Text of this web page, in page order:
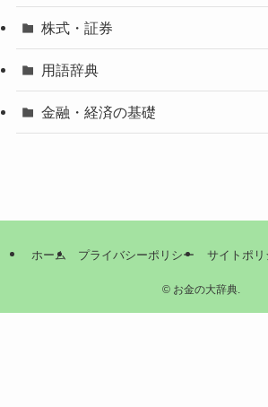
株式・証券
用語辞典
金融・経済の基礎
ホーム プライバシーポリシー サイトポリ
©お金の大辞典.